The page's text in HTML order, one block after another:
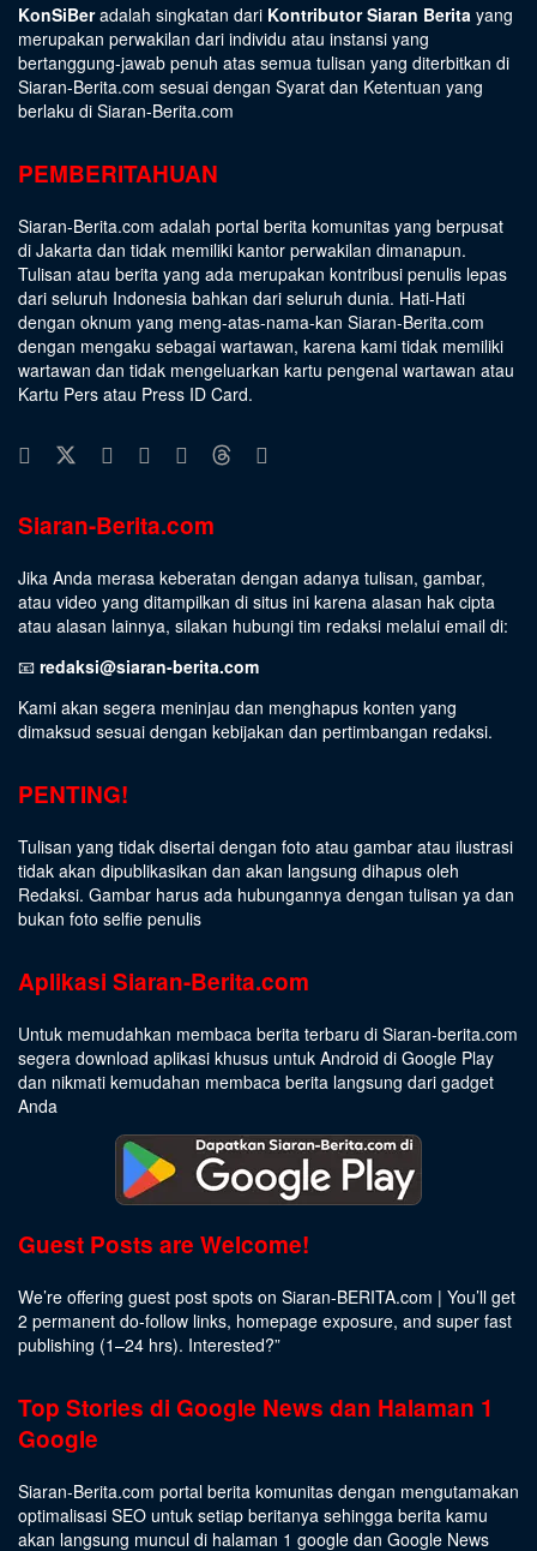
KonSiBeradalah singkatan dari Kontributor Siaran Berita yang
merupakan perwakilan dari individu atau instansi yang
bertanggung-jawab penuh atas semua tulisan yang diterbitkan di
Siaran-Berita.com sesuai dengan Syarat dan Ketentuan yang
berlaku di Siaran-Berita.com
PEMBERITAHUAN
Siaran-Berita.com adalah portal berita komunitas yang berpusat
di Jakarta dan tidak memiliki kantor perwakilan dimanapun.
Tulisan atau berita yang ada merupakan kontribusi penulis lepas
dari seluruh Indonesia bahkan dari seluruh dunia. Hati-Hati
dengan oknum yang meng-atas-nama-kan Siaran-Berita.com
dengan mengaku sebagai wartawan, karena kami tidak memiliki
wartawan dan tidak mengeluarkan kartu pengenal wartawan atau
Kartu Pers atau Press ID Card.
Siaran-Berita.com
Jika Anda merasa keberatan dengan adanya tulisan, gambar,
atau video yang ditampilkan di situs ini karena alasan hak cipta
atau alasan lainnya, silakan hubungi tim redaksi melalui email di:
📧 redaksi@siaran-berita.com
Kami akan segera meninjau dan menghapus konten yang
dimaksud sesuai dengan kebijakan dan pertimbangan redaksi.
PENTING!
Tulisan yang tidak disertai dengan foto atau gambar atau ilustrasi
tidak akan dipublikasikan dan akan langsung dihapus oleh
Redaksi. Gambar harus ada hubungannya dengan tulisan ya dan
bukan foto selfie penulis
Aplikasi Siaran-Berita.com
Untuk memudahkan membaca berita terbaru di Siaran-berita.com
segera download aplikasi khusus untuk Android di Google Play
dan nikmati kemudahan membaca berita langsung dari gadget
Anda
Guest Posts are Welcome!
We’re offering guest post spots on Siaran-BERITA.com | You’ll get
2 permanent do-follow links, homepage exposure, and super fast
publishing (1–24 hrs). Interested?”
Top Stories di Google News dan Halaman 1
Google
Siaran-Berita.com portal berita komunitas dengan mengutamakan
optimalisasi SEO untuk setiap beritanya sehingga berita kamu
akan langsung muncul di halaman 1 google dan Google News